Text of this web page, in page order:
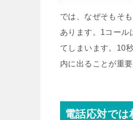
では、なぜそもそ
あります。1コール
てしまいます。10
内に出ることが重
電話応対で